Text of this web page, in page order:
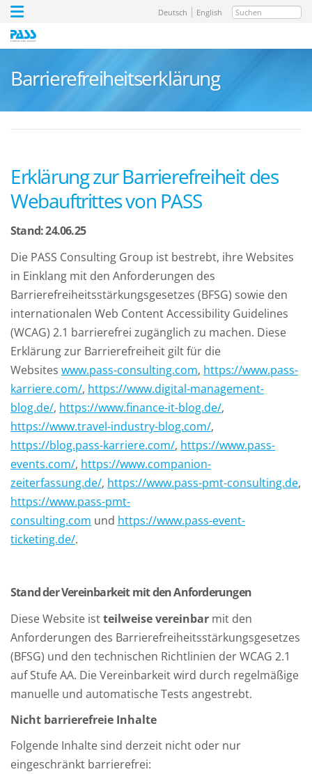
Suchen
Deutsch English
Barrierefreiheitserklärung
Erklärung zur Barrierefreiheit des
Webauftrittes von PASS
Stand: 24.06.25
Die PASS Consulting Group ist bestrebt, ihre Websites
in Einklang mit den Anforderungen des
Barrierefreiheitsstärkungsgesetzes (BFSG) sowie den
internationalen Web Content Accessibility Guidelines
(WCAG) 2.1 barrierefrei zugänglich zu machen. Diese
Erklärung zur Barrierefreiheit gilt für die
Websites www.pass-consulting.com, https://www.pass-
karriere.com/, https://www.digital-management-
blog.de/, https://www.finance-it-blog.de/,
https://www.travel-industry-blog.com/,
https://blog.pass-karriere.com/, https://www.pass-
events.com/, https://www.companion-
zeiterfassung.de/, https://www.pass-pmt-consulting.de,
https://www.pass-pmt-
consulting.com und https://www.pass-event-
ticketing.de/.
Stand der Vereinbarkeit mit den Anforderungen
Diese Website istteilweise vereinbar mit den
Anforderungen des Barrierefreiheitsstärkungsgesetzes
(BFSG) und den technischen Richtlinien der WCAG 2.1
auf Stufe AA. Die Vereinbarkeit wird durch regelmäßige
manuelle und automatische Tests angestrebt.
Nicht barrierefreie Inhalte
Folgende Inhalte sind derzeit nicht oder nur
eingeschränkt barrierefrei: